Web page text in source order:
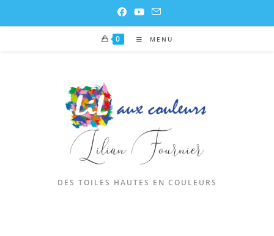
0 MENU
DES TOILES HAUTES EN COULEURS